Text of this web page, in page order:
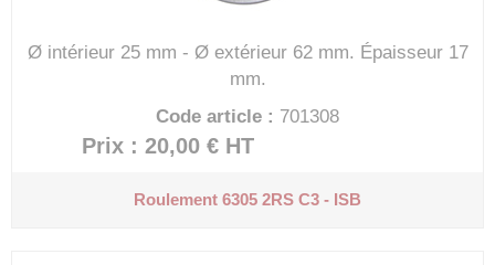
Ø intérieur 25 mm - Ø extérieur 62 mm. Épaisseur 17
mm.
Code article : 701308
Prix : 20,00 € HT
Roulement 6305 2RS C3 - ISB